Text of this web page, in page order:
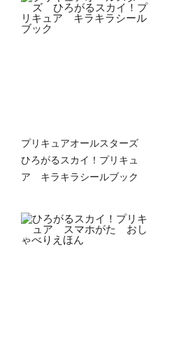
プリキュアオールスターズ
ひろがるスカイ！プリキュ
ア キラキラシールブック